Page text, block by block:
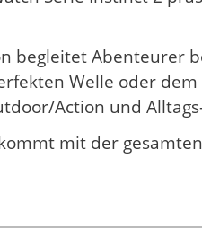
begleitet Abenteurer
Welle oder
Action und
mit der